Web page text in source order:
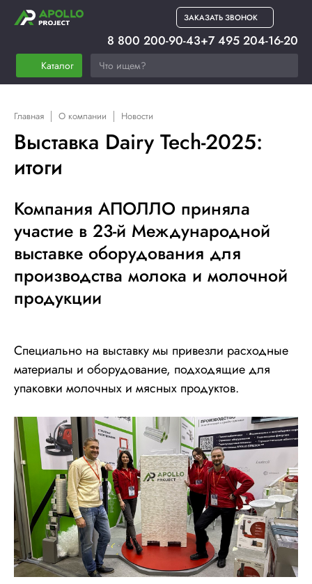
ЗАКАЗАТЬ ЗВОНОК
Каталог
8 800 200-90-43+7 495 204-16-20
Главная О компании Новости
Выставка Dairy Tech-2025:
итоги
Компания АПОЛЛО приняла
участие в 23-й Международной
выставке оборудования для
производства молока и молочной
продукции
Специально на выставку мы привезли расходные
материалы и оборудование, подходящие для
упаковки молочных и мясных продуктов.